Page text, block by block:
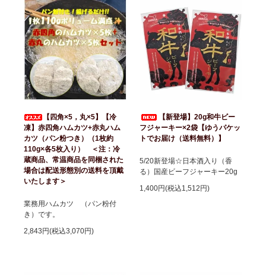
【四角×5，丸×5】【冷
凍】赤四角ハムカツ+赤丸ハム
カツ（パン粉つき）（1枚約
110g×各5枚入り） ＜注：冷
蔵商品、常温商品を同梱された
場合は配送形態別の送料を頂戴
いたします＞
業務用ハムカツ （パン粉付
き）です。
2,843円(税込3,070円)
【新登場】20g和牛ビー
フジャーキー×2袋【ゆうパケッ
トでお届け（送料無料）】
5/20新登場☆日本酒入り（香
る）国産ビーフジャーキー20g
1,400円(税込1,512円)